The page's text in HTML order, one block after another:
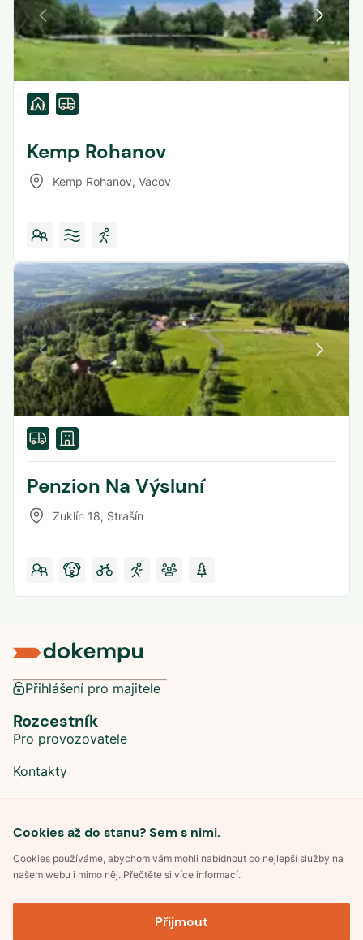
Kemp Rohanov
Kemp Rohanov, Vacov
Penzion Na Výsluní
Zuklín 18, Strašín
Cookies až do stanu? Sem s nimi.
Cookies používáme, abychom vám mohli nabídnout co nejlepší služby na
našem webu i mimo něj. Přečtěte si více informací.
Přijmout
Přihlášení pro majitele
Rozcestník
Pro provozovatele
Kontakty